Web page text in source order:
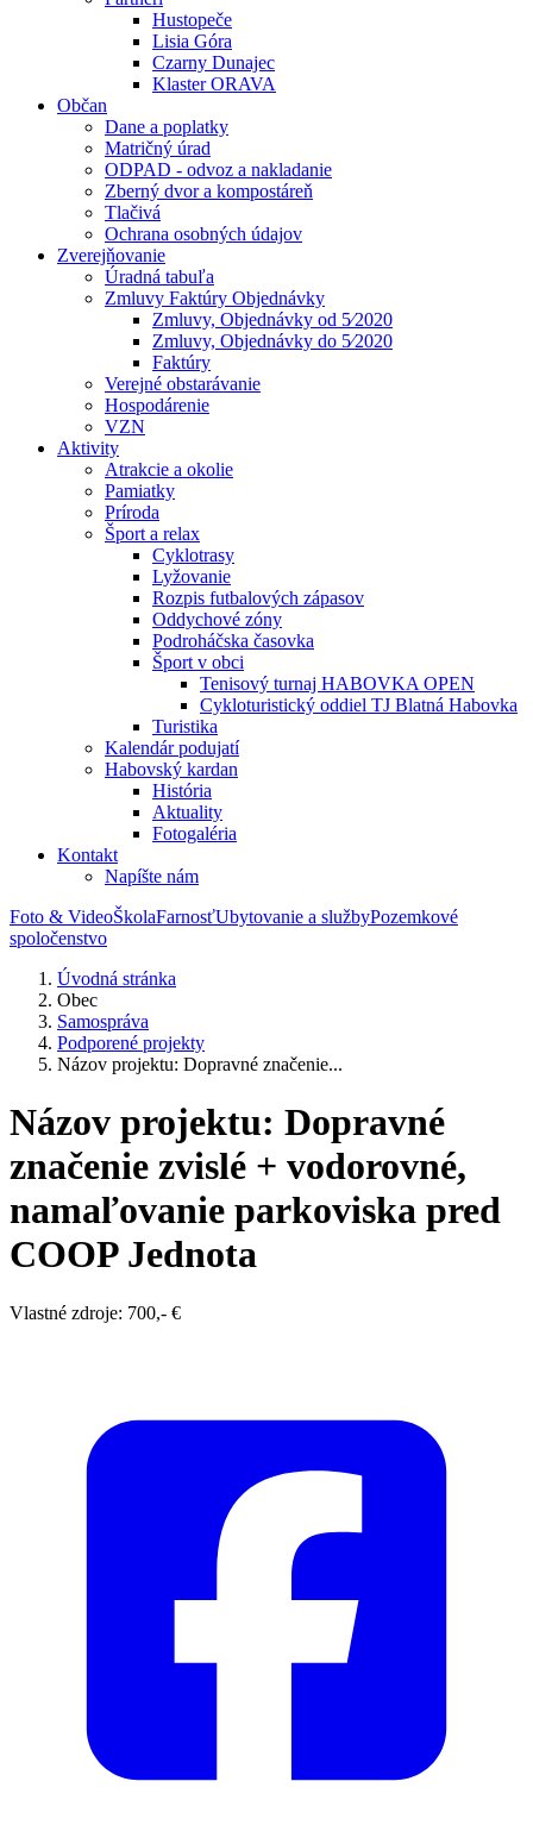
Hustopeče
Lisia Góra
Czarny Dunajec
Klaster ORAVA
Občan
Dane a poplatky
Matričný úrad
ODPAD - odvoz a nakladanie
Zberný dvor a kompostáreň
Tlačivá
Ochrana osobných údajov
Zverejňovanie
Úradná tabuľa
Zmluvy Faktúry Objednávky
Zmluvy, Objednávky od 5⁄2020
Zmluvy, Objednávky do 5⁄2020
Faktúry
Verejné obstarávanie
Hospodárenie
VZN
Aktivity
Atrakcie a okolie
Pamiatky
Príroda
Šport a relax
Cyklotrasy
Lyžovanie
Rozpis futbalových zápasov
Oddychové zóny
Podroháčska časovka
Šport v obci
Tenisový turnaj HABOVKA OPEN
Cykloturistický oddiel TJ Blatná Habovka
Turistika
Kalendár podujatí
Habovský kardan
História
Aktuality
Fotogaléria
Kontakt
Napíšte nám
Foto & VideoŠkolaFarnosťUbytovanie a službyPozemkové
spoločenstvo
Úvodná stránka
Obec
Samospráva
Podporené projekty
Názov projektu: Dopravné značenie...
Názov projektu: Dopravné
značenie zvislé + vodorovné,
namaľovanie parkoviska pred
COOP Jednota
Vlastné zdroje: 700,- €